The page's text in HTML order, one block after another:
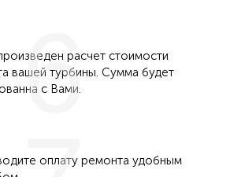
расчет стоимости
вашей турбины. Сумма будет
с Вами.
6
оплату ремонта удобным